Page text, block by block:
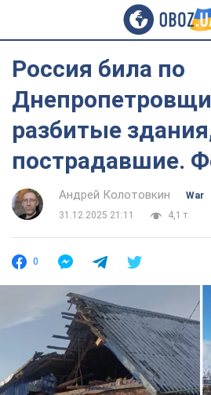
Россия била по
разбитые
пострадавшие.
Андрей Колотовкин
War
31.12.2025 21:11
4,1 т.
0